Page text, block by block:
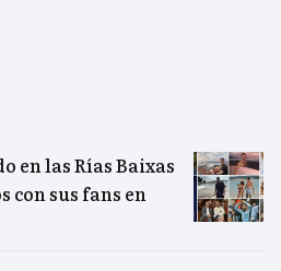
en las Rías Baixas
con sus fans en